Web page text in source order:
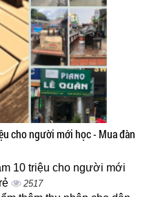
cho người mới học - Mua đàn
10 triệu cho người mới
2517